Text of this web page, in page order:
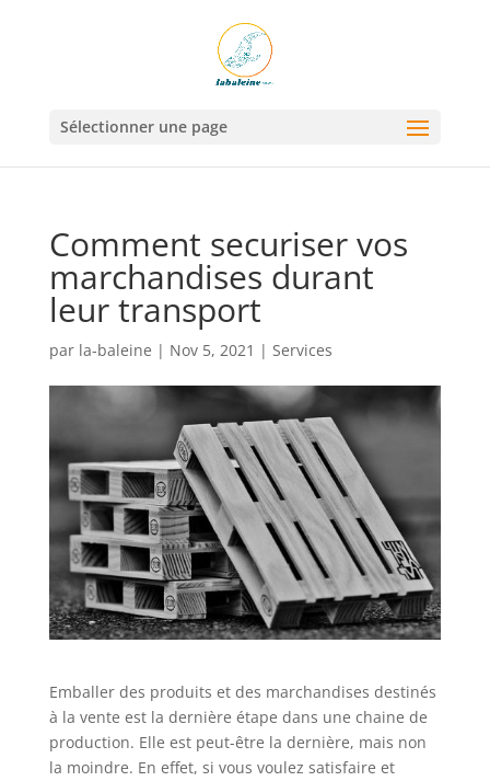
Sélectionner une page
Comment securiser vos
marchandises durant
leur transport
par la-baleine | Nov 5, 2021 | Services
Emballer des produits et des marchandises destinés
à la vente est la dernière étape dans une chaine de
production. Elle est peut-être la dernière, mais non
la moindre. En effet, si vous voulez satisfaire et